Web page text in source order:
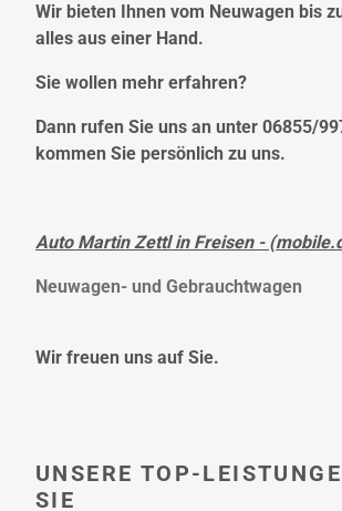
Wir bieten Ihnen vom Neuwagen bis
alles aus einer Hand.
Sie wollen mehr erfahren?
Dann rufen Sie uns an unter 06855/
kommen Sie persönlich zu uns.
Auto Martin Zettl in Freisen -
Neuwagen- und Gebrauchtwagen
Wir freuen uns auf Sie.
UNSERE TOP-
SIE